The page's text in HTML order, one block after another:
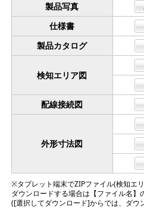
製品写真
仕様書
製品カタログ
検知エリア図
配線接続図
外形寸法図
※タブレット端末でZIPファイル(検知エ
ダウンロードする場合は【ファイル名
([選択してダウンロード]からでは、ダ